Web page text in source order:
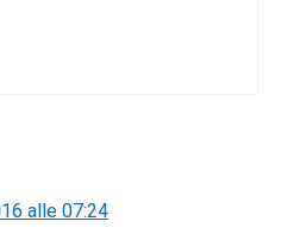
alle 07:24